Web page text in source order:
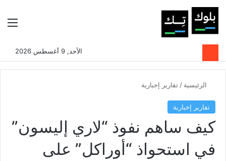
بحثالوضع
الأحد, 9 أغسطس 2026
الرئيسية / تقارير إخبارية
تقارير إخبارية
كيف ساهم نفوذ “لاري إليسون”
في استحواذ “أوراكل” على